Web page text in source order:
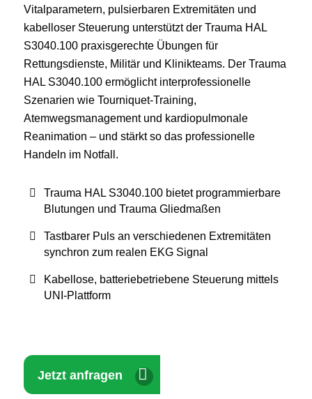
Vitalparametern, pulsierbaren Extremitäten und
kabelloser Steuerung unterstützt der Trauma HAL
S3040.100 praxisgerechte Übungen für
Rettungsdienste, Militär und Klinikteams. Der Trauma
HAL S3040.100 ermöglicht interprofessionelle
Szenarien wie Tourniquet‑Training,
Atemwegsmanagement und kardiopulmonale
Reanimation – und stärkt so das professionelle
Handeln im Notfall.
Trauma HAL S3040.100 bietet programmierbare
Blutungen und Trauma Gliedmaßen
Tastbarer Puls an verschiedenen Extremitäten
synchron zum realen EKG Signal
Kabellose, batteriebetriebene Steuerung mittels
UNI-Plattform
Jetzt anfragen